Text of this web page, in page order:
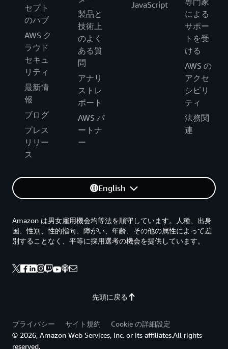
セプト
のハブ
AWS ク
ラウド
セキュ
リティ
最新情
報
ブログ
プレス
リリー
ス
製品と
技術上
のよく
ある質
問
アナリ
ストレ
ポート
AWS パ
ートナ
ー
JavaScript
による
サポー
トを受
ける
AWS の
アクセ
シビリ
ティ
法務関
連
English
先頭に戻る
Amazon は男女雇用機会均等法を順守しています。人種、出身
国、性別、性的指向、障がい、年齢、その他の属性によって差
別することなく、平等に採用選考の機会を提供しています。
プライバシー サイト規約
Cookie の詳細設定
© 2026, Amazon Web Services, Inc. or its affiliates.All rights
reserved.